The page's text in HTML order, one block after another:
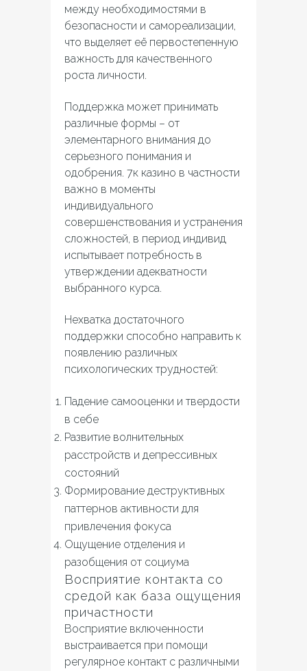
между необходимостями в
безопасности и самореализации,
что выделяет её первостепенную
важность для качественного
роста личности.
Поддержка может принимать
различные формы – от
элементарного внимания до
серьезного понимания и
одобрения. 7к казино в частности
важно в моменты
индивидуального
совершенствования и устранения
сложностей, в период индивид
испытывает потребность в
утверждении адекватности
выбранного курса.
Нехватка достаточного
поддержки способно направить к
появлению различных
психологических трудностей:
Падение самооценки и твердости
в себе
Развитие волнительных
расстройств и депрессивных
состояний
Формирование деструктивных
паттернов активности для
привлечения фокуса
Ощущение отделения и
разобщения от социума
Восприятие контакта со
средой как база ощущения
причастности
Восприятие включенности
выстраивается при помощи
регулярное контакт с различными